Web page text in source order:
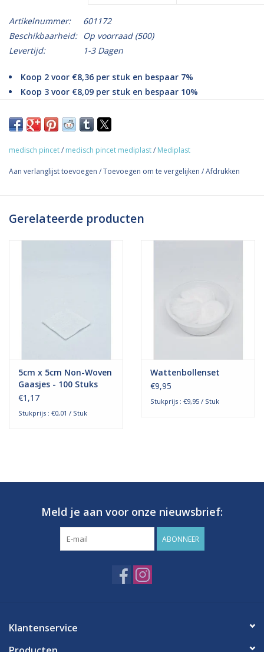
Artikelnummer:
601172
Beschikbaarheid: Op voorraad(500)
Levertijd:
1-3 Dagen
Koop 2 voor €8,36 per stuk en bespaar 7%
Koop 3 voor €8,09 per stuk en bespaar 10%
Dit medisch pincet van mediplast kan voor verschillende
ontsmetten van wonden het watje, waarmee de wond ontsmet
wordt, vast te houden. Of om vies verband op te pakken en weg
medisch pincet/ medisch pincet mediplast/ Mediplast
Aan verlanglijst toevoegen /Toevoegen om te vergelijken /Afdrukken
Gerelateerde producten
5cm x 5cm Non-Woven
Gaasjes - 100 Stuks
€1,17
Stukprijs : €0,01 / Stuk
Wattenbollenset
€9,95
Stukprijs : €9,95 / Stuk
Meld je aan voor onze nieuwsbrief:
ABONNEER
Klantenservice